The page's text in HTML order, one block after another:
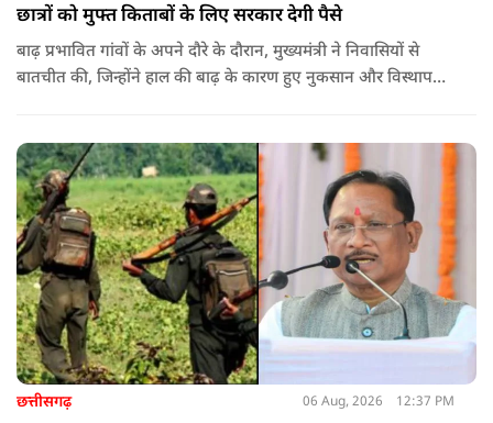
छात्रों को मुफ्त किताबों के लिए सरकार देगी पैसे
बाढ़ प्रभावित गांवों के अपने दौरे के दौरान, मुख्यमंत्री ने निवासियों से
बातचीत की, जिन्होंने हाल की बाढ़ के कारण हुए नुकसान और विस्थापन
छत्तीसगढ़ 06 Aug, 2026 12:37 PM